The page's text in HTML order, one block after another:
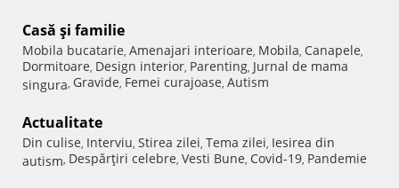
Casă şi familie
Mobila bucatarie, Amenajari interioare, Mobila, Canapele,
Dormitoare, Design interior, Parenting, Jurnal de mama
singura, Gravide, Femei curajoase, Autism
Actualitate
Din culise, Interviu, Stirea zilei, Tema zilei, Iesirea din
autism, Despărţiri celebre, Vesti Bune, Covid-19, Pandemie